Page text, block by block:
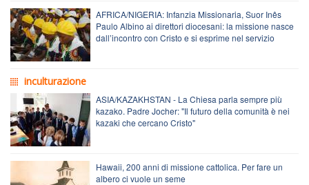
AFRICA/NIGERIA: Infanzia Missionaria, Suor Inês
Paulo Albino ai direttori diocesani: la missione nasce
dall’incontro con Cristo e si esprime nel servizio
inculturazione
ASIA/KAZAKHSTAN - La Chiesa parla sempre più
kazako. Padre Jocher: "Il futuro della comunità è nei
kazaki che cercano Cristo"
Hawaii, 200 anni di missione cattolica. Per fare un
albero ci vuole un seme